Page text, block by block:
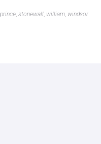
prince, stonewall, william, windsor